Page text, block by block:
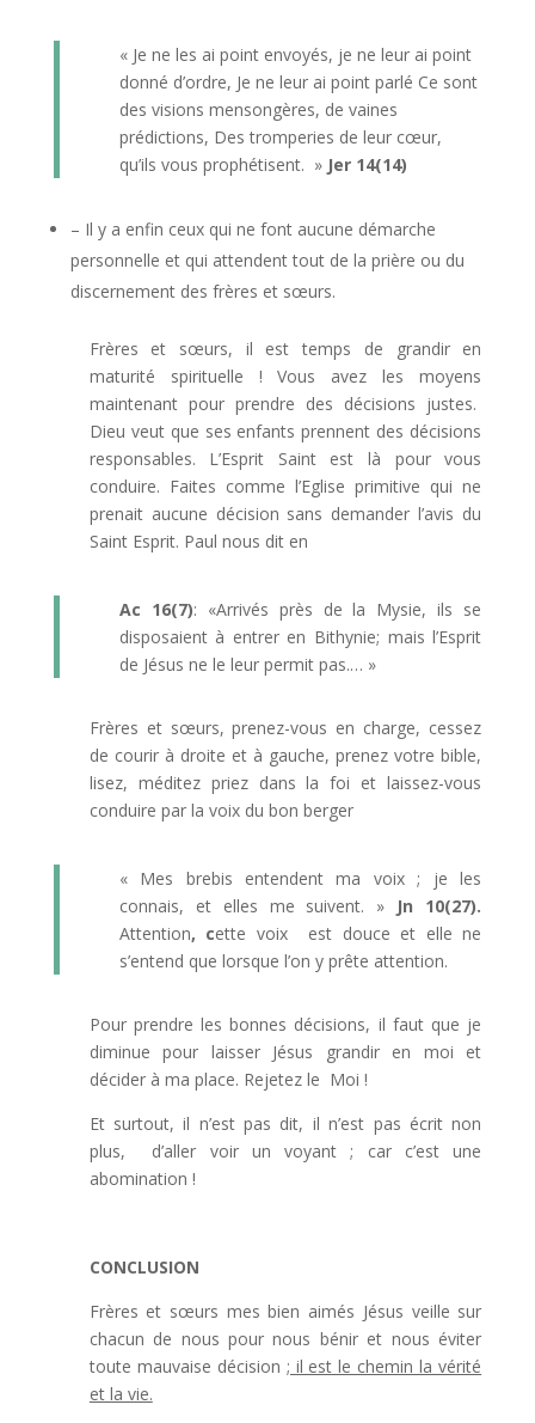
« Je ne les ai point envoyés, je ne leur ai point
donné d’ordre, Je ne leur ai point parlé Ce sont
des visions mensongères, de vaines
prédictions, Des tromperies de leur cœur,
qu’ils vous prophétisent. » Jer 14(14)
– Il y a enfin ceux qui ne font aucune démarche
personnelle et qui attendent tout de la prière ou du
discernement des frères et sœurs.
Frères et sœurs, il est temps de grandir en
maturité spirituelle ! Vous avez les moyens
maintenant pour prendre des décisions justes.
Dieu veut que ses enfants prennent des décisions
responsables. L’Esprit Saint est là pour vous
conduire. Faites comme l’Eglise primitive qui ne
prenait aucune décision sans demander l’avis du
Saint Esprit. Paul nous dit en
Ac 16(7): «Arrivés près de la Mysie, ils se
disposaient à entrer en Bithynie; mais l’Esprit
de Jésus ne le leur permit pas.… »
Frères et sœurs, prenez-vous en charge, cessez
de courir à droite et à gauche, prenez votre bible,
lisez, méditez priez dans la foi et laissez-vous
conduire par la voix du bon berger
« Mes brebis entendent ma voix ; je les
connais, et elles me suivent. » Jn 10(27).
Attention, cette voix est douce et elle ne
s’entend que lorsque l’on y prête attention.
Pour prendre les bonnes décisions, il faut que je
diminue pour laisser Jésus grandir en moi et
décider à ma place. Rejetez le Moi !
Et surtout, il n’est pas dit, il n’est pas écrit non
plus, d’aller voir un voyant ; car c’est une
abomination !
CONCLUSION
Frères et sœurs mes bien aimés Jésus veille sur
chacun de nous pour nous bénir et nous éviter
toute mauvaise décision ; il est le chemin la vérité
et la vie.